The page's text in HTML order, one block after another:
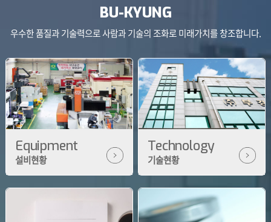
BU-KYUNG
우수한 품질과 기술력으로 사람과 기술의 조화로 미래가치를 창조합니다.
Equipment
설비현황
Technology
기술현황